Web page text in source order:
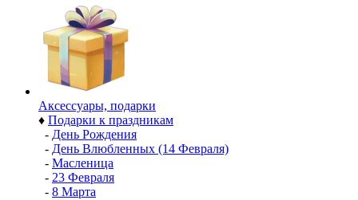
Аксессуары, подарки
♦ Подарки к праздникам
- День Рождения
- День Влюбленных (14 Февраля)
- Масленица
- 23 Февраля
- 8 Марта